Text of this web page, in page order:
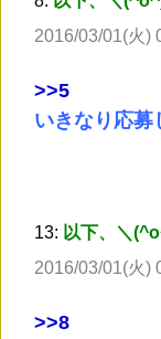
2016/03/01(火)
>>5
いきなり応募
13: 以下、＼
2016/03/01(火)
>>8